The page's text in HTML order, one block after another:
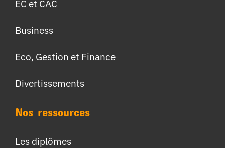
EC et CAC
Business
Eco, Gestion et Finance
Divertissements
Nos ressources
Les diplômes